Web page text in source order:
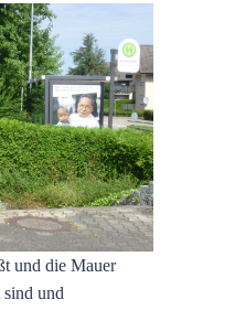
und die Mauer
und